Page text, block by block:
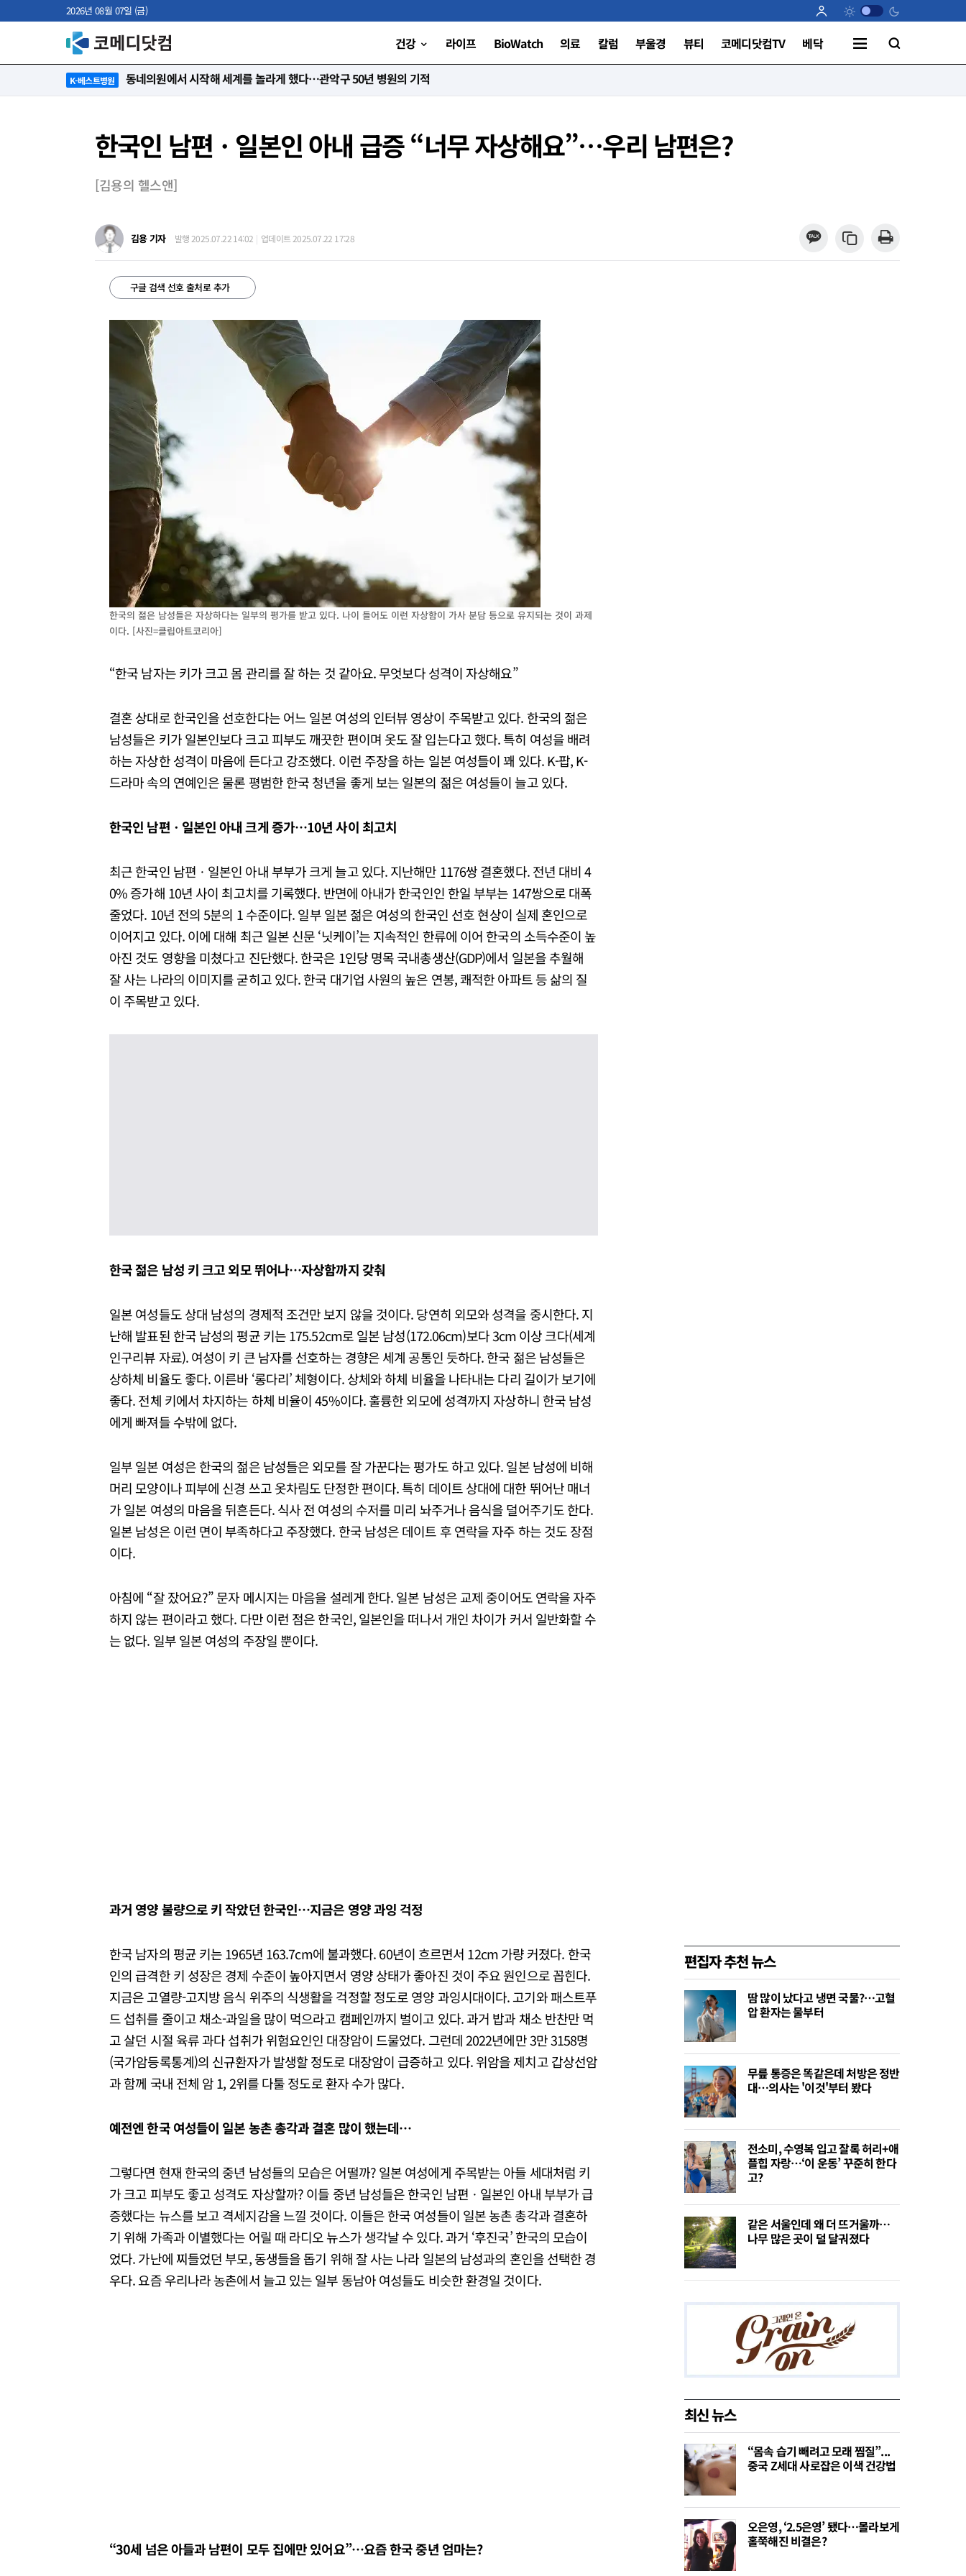
2026년 08월 07일 (금)
건강 라이프 BioWatch 의료 칼럼 부울경 뷰티 코메디닷컴TV 베닥
K-베스트병원 “절대 먼저 말하지 않아요. 대신 먼저 듣습니다”
한국인 남편ㆍ일본인 아내 급증 “너무 자상해요”…우리 남편은?
[김용의 헬스앤]
김용 기자 발행 2025.07.22 14:02 업데이트 2025.07.22 17:28
구글 검색 선호 출처로 추가
한국의 젊은 남성들은 자상하다는 일부의 평가를 받고 있다. 나이 들어도 이런 자상함이 가사 분담 등으로 유지되는 것이 과제
이다. [사진=클립아트코리아]
“한국 남자는 키가 크고 몸 관리를 잘 하는 것 같아요. 무엇보다 성격이 자상해요”
결혼 상대로 한국인을 선호한다는 어느 일본 여성의 인터뷰 영상이 주목받고 있다. 한국의 젊은
남성들은 키가 일본인보다 크고 피부도 깨끗한 편이며 옷도 잘 입는다고 했다. 특히 여성을 배려
하는 자상한 성격이 마음에 든다고 강조했다. 이런 주장을 하는 일본 여성들이 꽤 있다. K-팝, K-
드라마 속의 연예인은 물론 평범한 한국 청년을 좋게 보는 일본의 젊은 여성들이 늘고 있다.
한국인 남편ㆍ일본인 아내 크게 증가…10년 사이 최고치
최근 한국인 남편ㆍ일본인 아내 부부가 크게 늘고 있다. 지난해만 1176쌍 결혼했다. 전년 대비 4
0% 증가해 10년 사이 최고치를 기록했다. 반면에 아내가 한국인인 한일 부부는 147쌍으로 대폭
줄었다. 10년 전의 5분의 1 수준이다. 일부 일본 젊은 여성의 한국인 선호 현상이 실제 혼인으로
이어지고 있다. 이에 대해 최근 일본 신문 ‘닛케이’는 지속적인 한류에 이어 한국의 소득수준이 높
아진 것도 영향을 미쳤다고 진단했다. 한국은 1인당 명목 국내총생산(GDP)에서 일본을 추월해
잘 사는 나라의 이미지를 굳히고 있다. 한국 대기업 사원의 높은 연봉, 쾌적한 아파트 등 삶의 질
이 주목받고 있다.
한국 젊은 남성 키 크고 외모 뛰어나…자상함까지 갖춰
일본 여성들도 상대 남성의 경제적 조건만 보지 않을 것이다. 당연히 외모와 성격을 중시한다. 지
난해 발표된 한국 남성의 평균 키는 175.52cm로 일본 남성(172.06cm)보다 3cm 이상 크다(세계
인구리뷰 자료). 여성이 키 큰 남자를 선호하는 경향은 세계 공통인 듯하다. 한국 젊은 남성들은
상하체 비율도 좋다. 이른바 ‘롱다리’ 체형이다. 상체와 하체 비율을 나타내는 다리 길이가 보기에
좋다. 전체 키에서 차지하는 하체 비율이 45%이다. 훌륭한 외모에 성격까지 자상하니 한국 남성
에게 빠져들 수밖에 없다.
일부 일본 여성은 한국의 젊은 남성들은 외모를 잘 가꾼다는 평가도 하고 있다. 일본 남성에 비해
머리 모양이나 피부에 신경 쓰고 옷차림도 단정한 편이다. 특히 데이트 상대에 대한 뛰어난 매너
가 일본 여성의 마음을 뒤흔든다. 식사 전 여성의 수저를 미리 놔주거나 음식을 덜어주기도 한다.
일본 남성은 이런 면이 부족하다고 주장했다. 한국 남성은 데이트 후 연락을 자주 하는 것도 장점
이다.
아침에 “잘 잤어요?” 문자 메시지는 마음을 설레게 한다. 일본 남성은 교제 중이어도 연락을 자주
하지 않는 편이라고 했다. 다만 이런 점은 한국인, 일본인을 떠나서 개인 차이가 커서 일반화할 수
는 없다. 일부 일본 여성의 주장일 뿐이다.
과거 영양 불량으로 키 작았던 한국인…지금은 영양 과잉 걱정
한국 남자의 평균 키는 1965년 163.7cm에 불과했다. 60년이 흐르면서 12cm 가량 커졌다. 한국
인의 급격한 키 성장은 경제 수준이 높아지면서 영양 상태가 좋아진 것이 주요 원인으로 꼽힌다.
지금은 고열량-고지방 음식 위주의 식생활을 걱정할 정도로 영양 과잉시대이다. 고기와 패스트푸
드 섭취를 줄이고 채소-과일을 많이 먹으라고 캠페인까지 벌이고 있다. 과거 밥과 채소 반찬만 먹
고 살던 시절 육류 과다 섭취가 위험요인인 대장암이 드물었다. 그런데 2022년에만 3만 3158명
(국가암등록통계)의 신규환자가 발생할 정도로 대장암이 급증하고 있다. 위암을 제치고 갑상선암
과 함께 국내 전체 암 1, 2위를 다툴 정도로 환자 수가 많다.
예전엔 한국 여성들이 일본 농촌 총각과 결혼 많이 했는데…
그렇다면 현재 한국의 중년 남성들의 모습은 어떨까? 일본 여성에게 주목받는 아들 세대처럼 키
가 크고 피부도 좋고 성격도 자상할까? 이들 중년 남성들은 한국인 남편ㆍ일본인 아내 부부가 급
증했다는 뉴스를 보고 격세지감을 느낄 것이다. 이들은 한국 여성들이 일본 농촌 총각과 결혼하
기 위해 가족과 이별했다는 어릴 때 라디오 뉴스가 생각날 수 있다. 과거 ‘후진국’ 한국의 모습이
었다. 가난에 찌들었던 부모, 동생들을 돕기 위해 잘 사는 나라 일본의 남성과의 혼인을 선택한 경
우다. 요즘 우리나라 농촌에서 늘고 있는 일부 동남아 여성들도 비슷한 환경일 것이다.
“30세 넘은 아들과 남편이 모두 집에만 있어요”…요즘 한국 중년 엄마는?
편집자 추천 뉴스
땀 많이 났다고 냉면 국물?…고혈
압 환자는 물부터
무릎 통증은 똑같은데 처방은 정반
대…의사는 '이것'부터 봤다
전소미, 수영복 입고 잘록 허리+애
플힙 자랑…‘이 운동’ 꾸준히 한다
고?
같은 서울인데 왜 더 뜨거울까…
나무 많은 곳이 덜 달궈졌다
최신 뉴스
“몸속 습기 빼려고 모래 찜질”...
중국 Z세대 사로잡은 이색 건강법
오은영, ‘2.5은영’ 됐다…몰라보게
홀쭉해진 비결은?